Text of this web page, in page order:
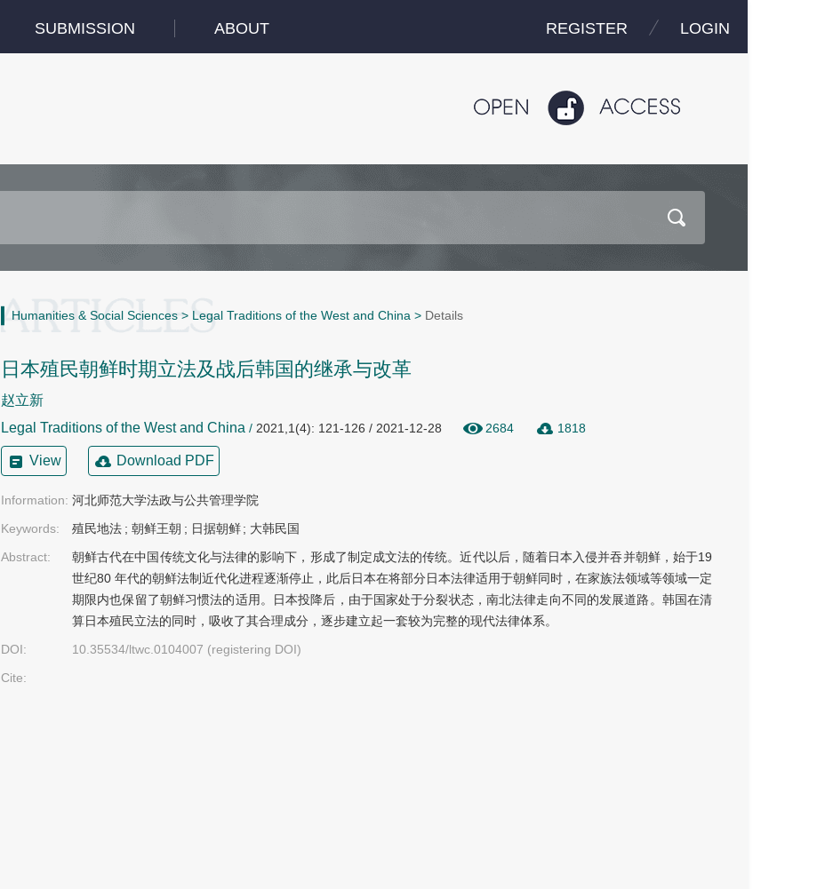
SUBMISSION ABOUT REGISTER LOGIN
Humanities & Social Sciences > Legal Traditions of the West and China > Details
日本殖民朝鲜时期立法及战后韩国的继承与改革
赵立新
Legal Traditions of the West and China / 2021,1(4): 121-126 / 2021-12-28 2684 1818
View Download PDF
Information: 河北师范大学法政与公共管理学院
Keywords:
殖民地法 ; 朝鲜王朝 ; 日据朝鲜 ; 大韩民国
Abstract:
朝鲜古代在中国传统文化与法律的影响下，形成了制定成文法的传统。近代以后，随着日本入侵并吞并朝鲜，始于19
世纪80 年代的朝鲜法制近代化进程逐渐停止，此后日本在将部分日本法律适用于朝鲜同时，在家族法领域等领域一定
期限内也保留了朝鲜习惯法的适用。日本投降后，由于国家处于分裂状态，南北法律走向不同的发展道路。韩国在清
算日本殖民立法的同时，吸收了其合理成分，逐步建立起一套较为完整的现代法律体系。
DOI:
10.35534/ltwc.0104007 (registering DOI)
Cite: